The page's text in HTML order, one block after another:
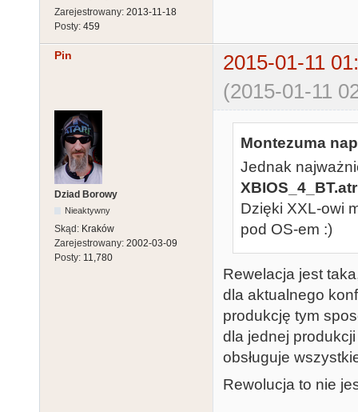
Zarejestrowany: 2013-11-18
Posty: 459
Pin
2015-01-11
(2015-01-11
Dziad Borowy
Nieaktywny
Skąd: Kraków
Zarejestrowany: 2002-03-09
Posty: 11,780
Montezuma
Jednak
XBIOS_4_BT.atr
Dzięki XXL-owi
pod OS-em :)
Rewelacja jest
dla aktualnego
produkcję tym
dla jednej
obsługuje
Rewolucja to nie